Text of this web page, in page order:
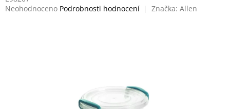
Průměrné
Neohodnoceno Podrobnosti hodnocení Značka: Allen